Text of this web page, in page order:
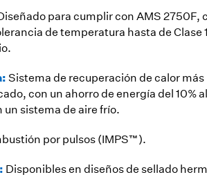
para cumplir con AMS 2750F,
de temperatura hasta de Clase
Sistema de recuperación de calor más
con un ahorro de energía del 10%
sistema de aire frío.
por pulsos (IMPS™).
Disponibles en diseños de sellado